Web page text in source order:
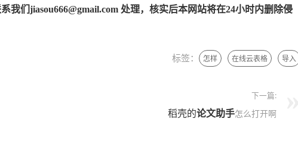
我们jiasou666@gmail.com 处理，核实后本网站将在24小时内删除侵
标签： 怎样 在线云表格 导入
下一篇:
稻壳的论文助手怎么打开啊